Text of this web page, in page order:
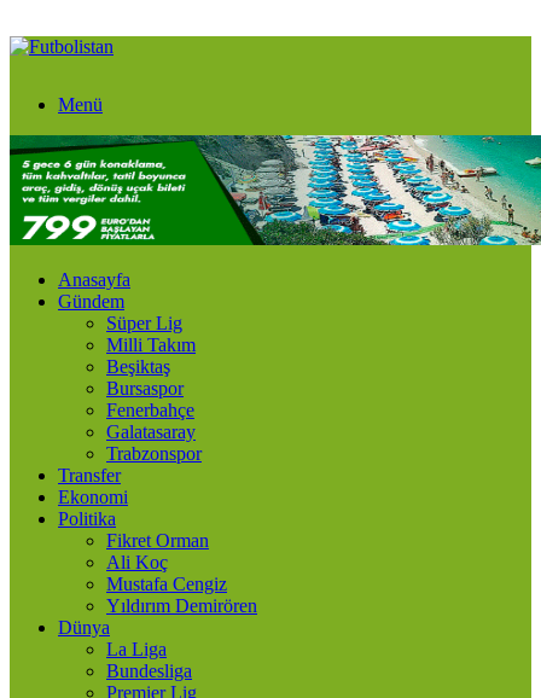
Menü
Anasayfa
Gündem
Süper Lig
Milli Takım
Beşiktaş
Bursaspor
Fenerbahçe
Galatasaray
Trabzonspor
Transfer
Ekonomi
Politika
Fikret Orman
Ali Koç
Mustafa Cengiz
Yıldırım Demirören
Dünya
La Liga
Bundesliga
Premier Lig